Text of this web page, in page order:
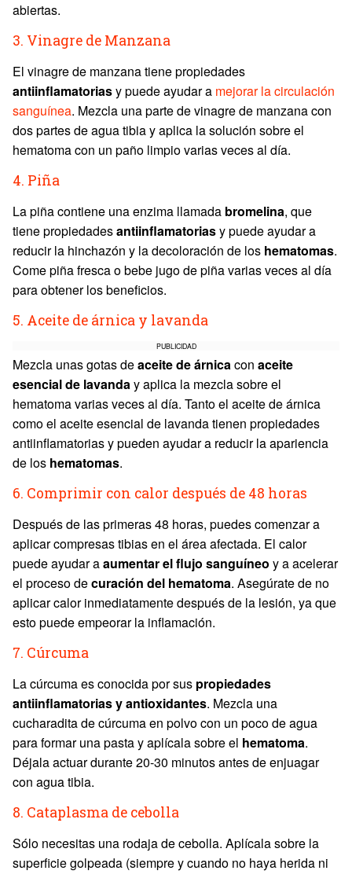
abiertas.
3. Vinagre de Manzana
El vinagre de manzana tiene propiedades
antiinflamatoriasy puede ayudar a mejorar la circulación
sanguínea. Mezcla una parte de vinagre de manzana con
dos partes de agua tibia y aplica la solución sobre el
hematoma con un paño limpio varias veces al día.
4. Piña
La piña contiene una enzima llamada bromelina, que
tiene propiedadesantiinflamatoriasy puede ayudar a
reducir la hinchazón y la decoloración de los hematomas.
Come piña fresca o bebe jugo de piña varias veces al día
para obtener los beneficios.
5. Aceite de árnica y lavanda
PUBLICIDAD
Mezcla unas gotas deaceite de árnicacon aceite
esencial de lavanday aplica la mezcla sobre el
hematoma varias veces al día. Tanto el aceite de árnica
como el aceite esencial de lavanda tienen propiedades
antiinflamatorias y pueden ayudar a reducir la apariencia
de los hematomas.
6. Comprimir con calor después de 48 horas
Después de las primeras 48 horas, puedes comenzar a
aplicar compresas tibias en el área afectada. El calor
puede ayudar aaumentar el flujo sanguíneo y a acelerar
el proceso decuración del hematoma. Asegúrate de no
aplicar calor inmediatamente después de la lesión, ya que
esto puede empeorar la inflamación.
7. Cúrcuma
La cúrcuma es conocida por sus propiedades
antiinflamatorias y antioxidantes. Mezcla una
cucharadita de cúrcuma en polvo con un poco de agua
para formar una pasta y aplícala sobre el hematoma.
Déjala actuar durante 20-30 minutos antes de enjuagar
con agua tibia.
8. Cataplasma de cebolla
Sólo necesitas una rodaja de cebolla. Aplícala sobre la
superficie golpeada (siempre y cuando no haya herida ni